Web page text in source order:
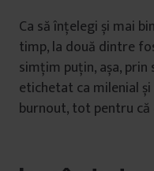
Ca să înțelegi și mai
timp, la două dintre
simțim puțin, așa, prin
etichetat ca milenial
burnout, tot pentru că